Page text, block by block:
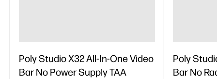
Poly Studio X32 All-In-One Video
Bar No Power Supply TAA
Poly
Bar No